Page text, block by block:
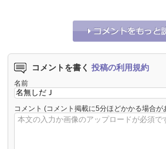
コメントを書く 投稿の利用規約
名前
コメント (コメント掲載に5分ほどかかる場合が